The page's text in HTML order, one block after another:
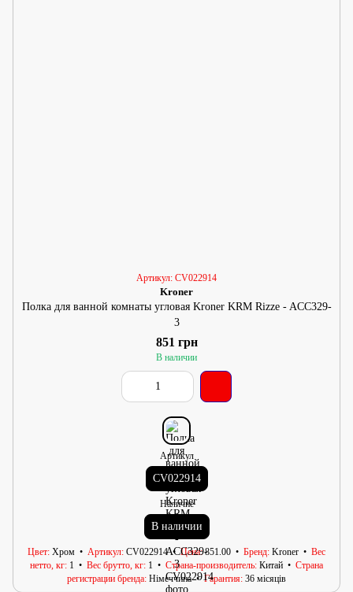
Артикул: CV022914
Kroner
Полка для ванной комнаты угловая Kroner KRM Rizze - ACC329-
3
851 грн
В наличии
Артикул
CV022914
Наличие
В наличии
Цвет Хром Артикул CV022914 Цена 851.00 Бренд Kroner
Вес
нетто, кг 1 Вес брутто, кг 1 Страна-производитель Китай
Страна
регистрации бренда Німеччина Гарантия 36 місяців